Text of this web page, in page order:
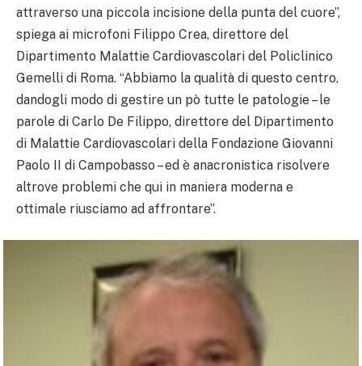
attraverso una piccola incisione della punta del cuore”,
spiega ai microfoni Filippo Crea, direttore del
Dipartimento Malattie Cardiovascolari del Policlinico
Gemelli di Roma. “Abbiamo la qualità di questo centro,
dandogli modo di gestire un pò tutte le patologie – le
parole di Carlo De Filippo, direttore del Dipartimento
di Malattie Cardiovascolari della Fondazione Giovanni
Paolo II di Campobasso – ed è anacronistica risolvere
altrove problemi che qui in maniera moderna e
ottimale riusciamo ad affrontare”.